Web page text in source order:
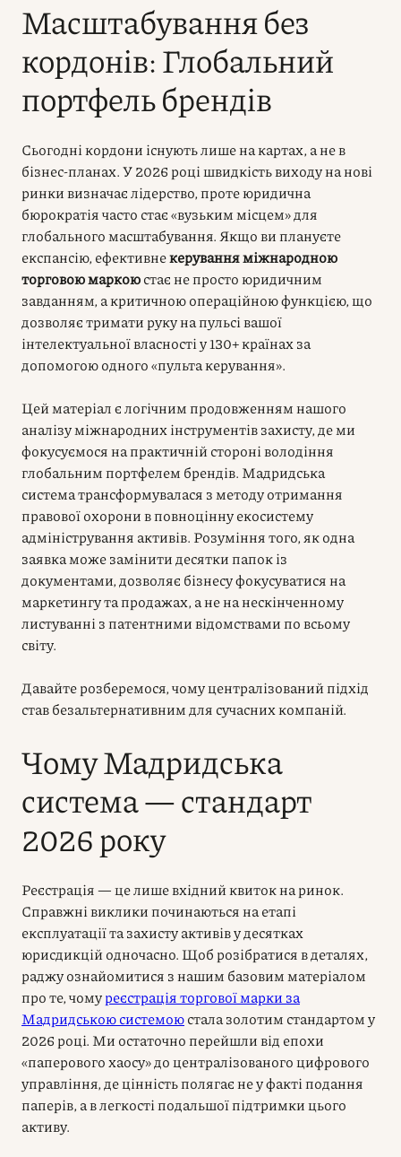
Масштабування без
кордонів: Глобальний
портфель брендів
Сьогодні кордони існують лише на картах, а не в
бізнес-планах. У 2026 році швидкість виходу на нові
ринки визначає лідерство, проте юридична
бюрократія часто стає «вузьким місцем» для
глобального масштабування. Якщо ви плануєте
експансію, ефективнекерування міжнародною
торговою маркоюстає не просто юридичним
завданням, а критичною операційною функцією, що
дозволяє тримати руку на пульсі вашої
інтелектуальної власності у 130+ країнах за
допомогою одного «пульта керування».
Цей матеріал є логічним продовженням нашого
аналізу міжнародних інструментів захисту, де ми
фокусуємося на практичній стороні володіння
глобальним портфелем брендів. Мадридська
система трансформувалася з методу отримання
правової охорони в повноцінну екосистему
адміністрування активів. Розуміння того, як одна
заявка може замінити десятки папок із
документами, дозволяє бізнесу фокусуватися на
маркетингу та продажах, а не на нескінченному
листуванні з патентними відомствами по всьому
світу.
Давайте розберемося, чому централізований підхід
став безальтернативним для сучасних компаній.
Чому Мадридська
система — стандарт
2026 року
Реєстрація — це лише вхідний квиток на ринок.
Справжні виклики починаються на етапі
експлуатації та захисту активів у десятках
юрисдикцій одночасно. Щоб розібратися в деталях,
раджу ознайомитися з нашим базовим матеріалом
про те, чомуреєстрація торгової марки за
Мадридською системоюстала золотим стандартом у
2026 році. Ми остаточно перейшли від епохи
«паперового хаосу» до централізованого цифрового
управління, де цінність полягає не у факті подання
паперів, а в легкості подальшої підтримки цього
активу.